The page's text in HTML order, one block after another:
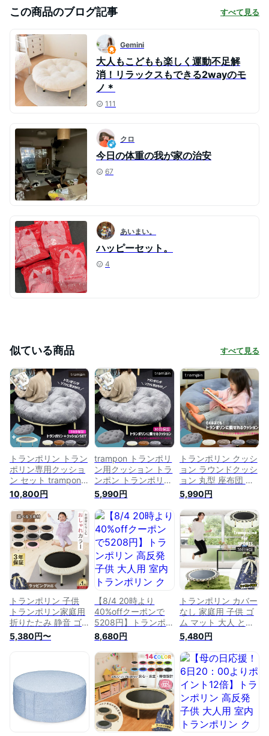
この商品のブログ記事 すべて見る
Gemini
大人もこどもも楽しく運動不足解
消！リラックスもできる2wayのモ
ノ＊
111
クロ
今日の体重の我が家の治安
67
あいまい。
ハッピーセット。
4
似ている商品 すべて見る
トランポリン トラン
ポリン専用クッショ
ン セット trampon
トランポン トランポ
リン用 クッション
トランポリンがソフ
ァに早がわり 102cm
92cm クッションカ
バー 円形 大型 座布
団 椅子 チェア ソフ
ァー ペット【30日
保証】
10,800円
trampon トランポリ
ン用クッション トラ
ンポン トランポリン
用 クッション トラ
ンポリンがソファに
早がわり 102cm
92cmトランポリン
クッションカバー 円
形 大型 座布団 ソフ
ァ チェアー インテ
リア ペット ベッド
5,990円
トランポリン クッシ
ョン ラウンドクッシ
ョン 丸型 座布団 大
きめ trampon トラン
ポン トランポリン用
クッション 102cm
インテリア 円形 大
型 ベロア調 インテ
リア ソファー ベッ
ド お昼寝マット ベ
ビーマット【30日保
証】
5,990円
トランポリン 子供
トランポリン家庭用
折りたたみ 静音 ゴ
ム 92cm 家庭用 耐荷
重115kg 子供用 スポ
み式 おもちゃ体幹ト
レーニング 子ども
小学生 男の子 女の
子 3歳 【30日保証】
プレゼント 孫
5,380円〜
【8/4 20時より
40%offクーポンで
5208円】トランポリ
ン 高反発 子供 大人
用 室内 トランポリ
ン クッション 家庭
用 子供用 運動不足
解消 効果 室内用 子
ども クッショントラ
ンポリン 小さ 静音
小型 簡易 四角いト
ランポリン 座布団
耐荷重100kg
8,680円
トランポリン カバー
なし 家庭用 子供 ゴ
ム マット 大人 とら
んぽりん 大型 耐荷
重115kg 折りたたみ
式 室内 誕生日 遊具
キッズ 子ども こど
も ギフト 3歳 小学生
男の子 女の子【30
日保証】 ゆるジャン
プ こどもの日
5,480円